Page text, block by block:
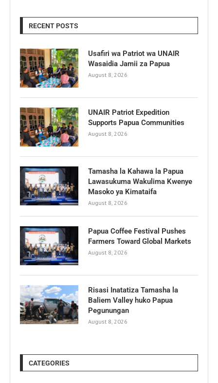
RECENT POSTS
Usafiri wa Patriot wa UNAIR
Wasaidia Jamii za Papua
August 8, 2026
UNAIR Patriot Expedition
Supports Papua Communities
August 8, 2026
Tamasha la Kahawa la Papua
Lawasukuma Wakulima Kwenye
Masoko ya Kimataifa
August 8, 2026
Papua Coffee Festival Pushes
Farmers Toward Global Markets
August 8, 2026
Risasi Inatatiza Tamasha la
Baliem Valley huko Papua
Pegunungan
August 8, 2026
CATEGORIES